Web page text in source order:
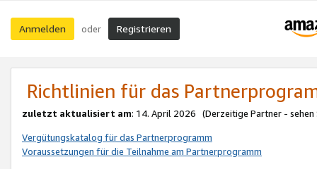
Anmelden oder Registrieren
Richtlinien für das
zuletzt aktualisiert am: 14. April 2026 (Derzeitige Partner - sehen
Vergütungskatalog für das Partnerprogramm
Voraussetzungen für die Teilnahme am Partnerprogramm